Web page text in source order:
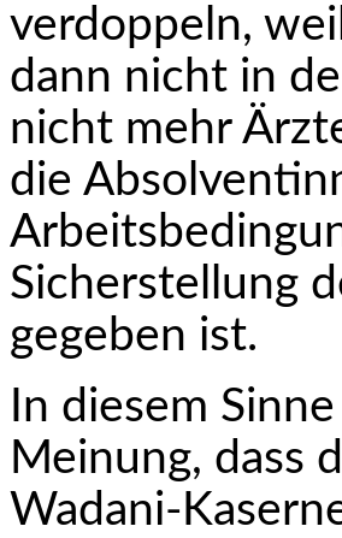
verdoppeln,
dann nicht in
nicht mehr
die
Sicherstellung
gegeben ist.
In diesem
Meinung, dass
Wadani-